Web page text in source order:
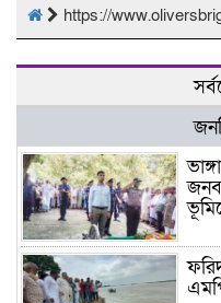
https://